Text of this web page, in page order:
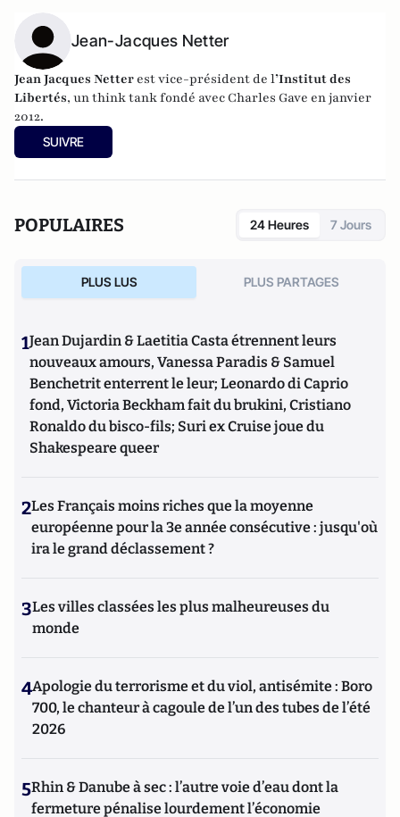
Jean-Jacques Netter
Jean Jacques Netter est vice-président de l’Institut des
Libertés, un think tank fondé avec Charles Gave en janvier
2012.
SUIVRE
POPULAIRES 24 Heures 7 Jours
PLUS LUS PLUS PARTAGES
1Jean Dujardin & Laetitia Casta étrennent leurs
nouveaux amours, Vanessa Paradis & Samuel
Benchetrit enterrent le leur; Leonardo di Caprio
fond, Victoria Beckham fait du brukini, Cristiano
Ronaldo du bisco-fils; Suri ex Cruise joue du
Shakespeare queer
2Les Français moins riches que la moyenne
européenne pour la 3e année consécutive : jusqu'où
ira le grand déclassement ?
3Les villes classées les plus malheureuses du
monde
4Apologie du terrorisme et du viol, antisémite : Boro
700, le chanteur à cagoule de l’un des tubes de l’été
2026
5Rhin & Danube à sec : l’autre voie d’eau dont la
fermeture pénalise lourdement l’économie